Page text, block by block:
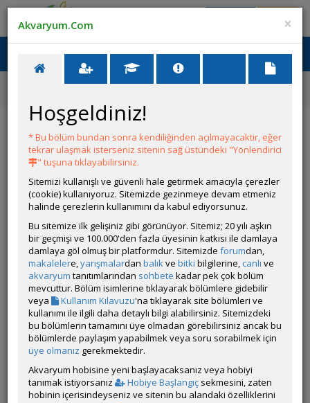
Ana Menü
Yarışmalar
15. Akvaryum Canlısı Fotoğrafı Yarışması
Yarışmalar
Katıl Ödüller
Mercan
Kategorinin Diğer Katılımları
Liste
×
Akvaryum.Com
Hoşgeldiniz!
* Bu bölüm bundan sonra kendiliğinden açılmayacaktır, eğer
tekrar ulaşmak isterseniz sitenin sağ üstündeki "Yönlendirici
" tuşuna tıklayabilirsiniz.
Sitemizi kullanışlı ve güvenli hale getirmek amacıyla çerezler
(cookie) kullanıyoruz. Sitemizde gezinmeye devam etmeniz
halinde çerezlerin kullanımını da kabul ediyorsunuz.
Bu sitemize ilk gelişiniz gibi görünüyor. Sitemiz; 20 yılı aşkın
bir geçmişi ve 100.000'den fazla üyesinin katkısı ile damlaya
damlaya göl olmuş bir platformdur. Sitemizde forumdan,
makalelere,yarışmalardan balıkve bitki bilgilerine, canlı ve
akvaryum tanıtımlarından sohbete kadar pek çok bölüm
mevcuttur. Bölüm isimlerine tıklayarak bölümlere gidebilir
veya
Kullanım Kılavuzu'na tıklayarak site bölümleri ve
kullanımı ile ilgili daha detaylı bilgi alabilirsiniz. Sitemizdeki
bu bölümlerin tamamını üye olmadan görebilirsiniz ancak bu
bölümlerde paylaşım yapabilmek veya soru sorabilmek için
üye olmanız gerekmektedir.
Akvaryum hobisine yeni başlayacaksanız veya hobiyi
tanımak istiyorsanız
Hobiye Başlangıç sekmesini, zaten
hobinin içerisindeyseniz ve sitenin bu alandaki özelliklerini